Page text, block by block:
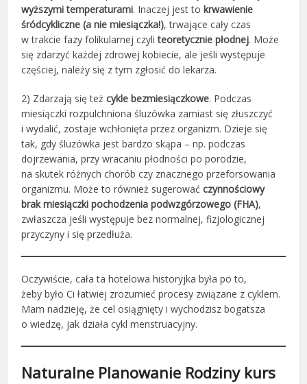
wyższymi temperaturami. Inaczej jest tokrwawienie
śródcykliczne (a nie miesiączka!), trwające cały czas
w trakcie fazy folikularnej czyliteoretycznie płodnej. Może
się zdarzyć każdej zdrowej kobiecie, ale jeśli występuje
częściej, należy się z tym zgłosić do lekarza.
2) Zdarzają się teżcykle bezmiesiączkowe. Podczas
miesiączki rozpulchniona śluzówka zamiast się złuszczyć
i wydalić, zostaje wchłonięta przez organizm. Dzieje się
tak, gdy śluzówka jest bardzo skąpa – np. podczas
dojrzewania, przy wracaniu płodności po porodzie,
na skutek różnych chorób czy znacznego przeforsowania
organizmu. Może to również sugerowaćczynnościowy
brak miesiączki pochodzenia podwzgórzowego (FHA),
zwłaszcza jeśli występuje bez normalnej, fizjologicznej
przyczyny i się przedłuża.
Oczywiście, cała ta hotelowa historyjka była po to,
żeby było Ci łatwiej zrozumieć procesy związane z cyklem.
Mam nadzieję, że cel osiągnięty i wychodzisz bogatsza
o wiedzę, jak działa cykl menstruacyjny.
Naturalne Planowanie Rodziny kurs